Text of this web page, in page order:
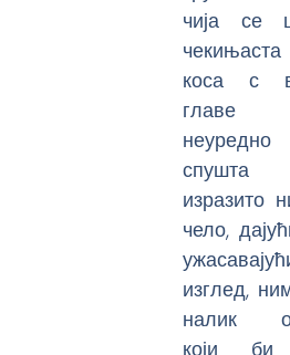
чија се
чекињаста
коса с
главе
неуредно
изразито
чело,
изглед,
налик
који